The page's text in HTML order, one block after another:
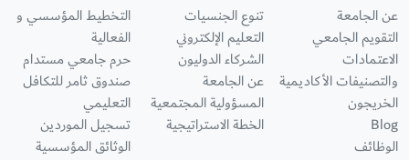
عن الجامعة
التقويم الجامعي
الاعتمادات
والتصنيفات الأكاديمية
الخريجون
Blog
الوظائف
تنوع الجنسيات
التعليم الإلكتروني
الشركاء الدوليون
عن الجامعة
المسؤولية المجتمعية
الخطة الاستراتيجية
التخطيط المؤسسي و
الفعالية
حرم جامعي مستدام
صندوق ثامر للتكافل
التعليمي
تسجيل الموردين
الوثائق المؤسسية